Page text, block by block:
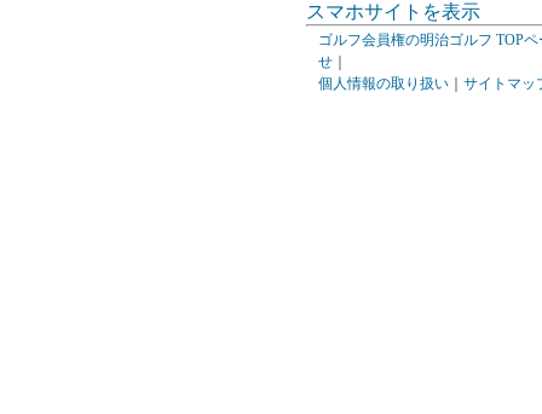
スマホサイトを表示
ゴルフ会員権の明治ゴルフ TOPペ
せ
個人情報の取り扱い
サイトマッ